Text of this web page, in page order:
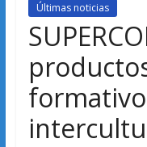
Últimas noticias